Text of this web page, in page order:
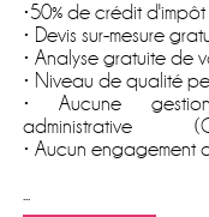
•50% de crédit
• Devis sur-mesure
• Analyse gratuite de
• Niveau de qualité
• Aucune
administrative
• Aucun engagement
...